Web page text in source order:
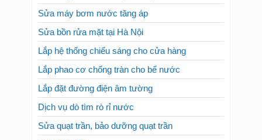
Sửa máy bơm nước tăng áp
Sửa bồn rửa mặt tại Hà Nội
Lắp hệ thống chiếu sáng cho cửa hàng
Lắp phao cơ chống tràn cho bể nước
Lắp đặt đường điện âm tường
Dịch vụ dò tìm rò rỉ nước
Sửa quạt trần, bảo dưỡng quạt trần